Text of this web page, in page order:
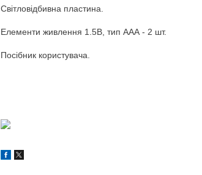
Світловідбивна пластина.
Елементи живлення 1.5В, тип ААА - 2 шт.
Посібник користувача.